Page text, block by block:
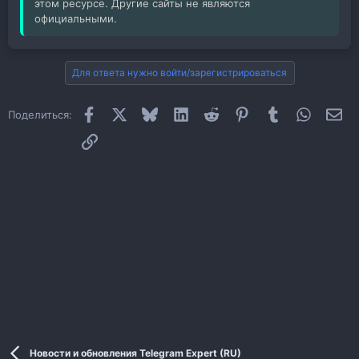
этом ресурсе. Другие сайты не являются
официальными.
Для ответа нужно войти/зарегистрироваться
Поделиться: Facebook BlueskyLinkedInReddit PinterestTumblr
Ссылка
Новости и обновления Telegram Expert (RU)